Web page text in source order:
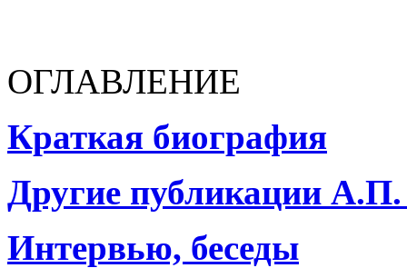
ОГЛАВЛЕНИЕ
Краткая биография
Другие публикации
Интервью, беседы